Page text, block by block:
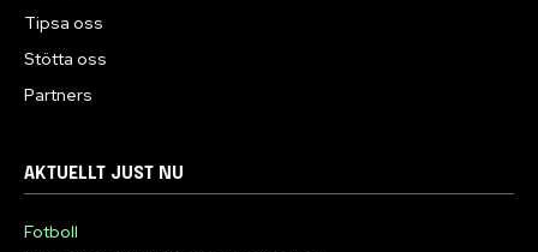
Tipsa oss
Stötta oss
Partners
AKTUELLT JUST NU
Fotboll